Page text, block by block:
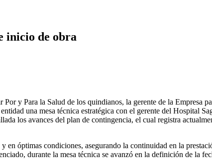
inicio de obra
y Para la Salud de los quindianos, la gerente de la Empresa
una mesa técnica estratégica con el gerente del Hospital
los avances del plan de contingencia, el cual registra
en óptimas condiciones, asegurando la continuidad en la
durante la mesa técnica se avanzó en la definición de la